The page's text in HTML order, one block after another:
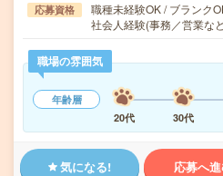
応募資格
職種未経験OK / ブランク
社会人経験(事務／営業な
職場の雰囲気
年齢層
20代
30代
気になる! 応募へ